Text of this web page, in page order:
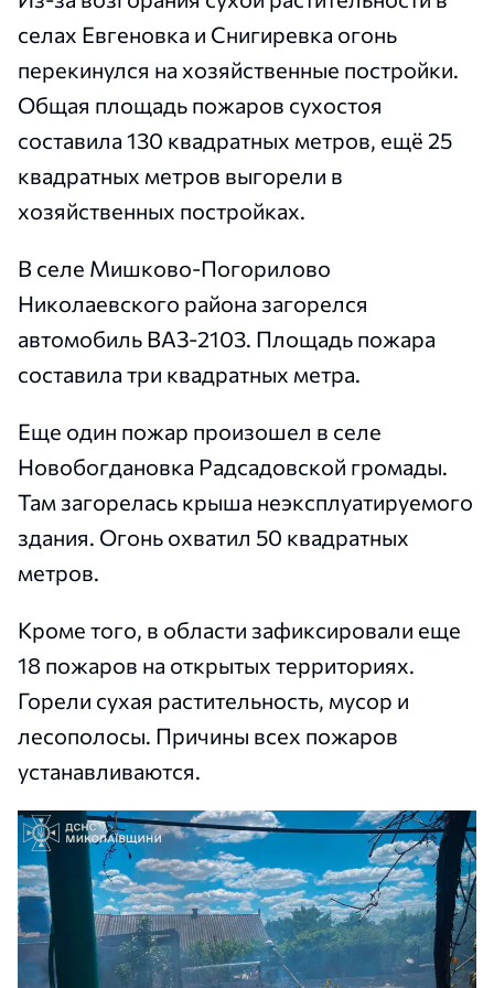
селах Евгеновка и Снигиревка огонь
перекинулся на хозяйственные постройки.
Общая площадь пожаров сухостоя
составила 130 квадратных метров, ещё 25
квадратных метров выгорели в
хозяйственных постройках.
В селе Мишково-Погорилово
Николаевского района загорелся
автомобиль ВАЗ-2103. Площадь пожара
составила три квадратных метра.
Еще один пожар произошел в селе
Новобогдановка Радсадовской громады.
Там загорелась крыша неэксплуатируемого
здания. Огонь охватил 50 квадратных
метров.
Кроме того, в области зафиксировали еще
18 пожаров на открытых территориях.
Горели сухая растительность, мусор и
лесополосы. Причины всех пожаров
устанавливаются.